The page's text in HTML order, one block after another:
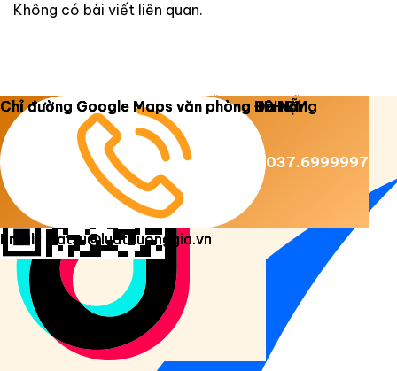
Không có bài viết liên quan.
Copyright 2026 © Luật Dương Gia